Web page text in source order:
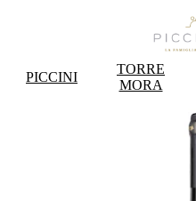
PICCINI
TORRE
MORA